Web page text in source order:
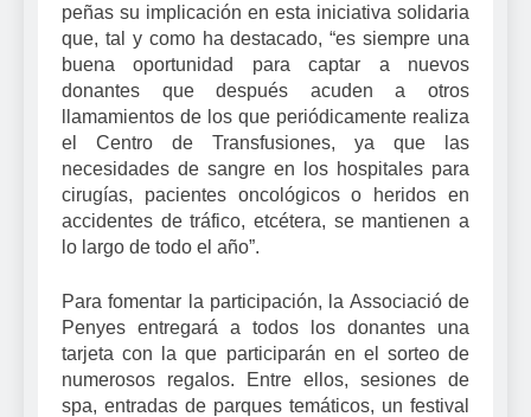
peñas su implicación en esta iniciativa solidaria
que, tal y como ha destacado, “es siempre una
buena oportunidad para captar a nuevos
donantes que después acuden a otros
llamamientos de los que periódicamente realiza
el Centro de Transfusiones, ya que las
necesidades de sangre en los hospitales para
cirugías, pacientes oncológicos o heridos en
accidentes de tráfico, etcétera, se mantienen a
lo largo de todo el año”.
Para fomentar la participación, la Associació de
Penyes entregará a todos los donantes una
tarjeta con la que participarán en el sorteo de
numerosos regalos. Entre ellos, sesiones de
spa, entradas de parques temáticos, un festival